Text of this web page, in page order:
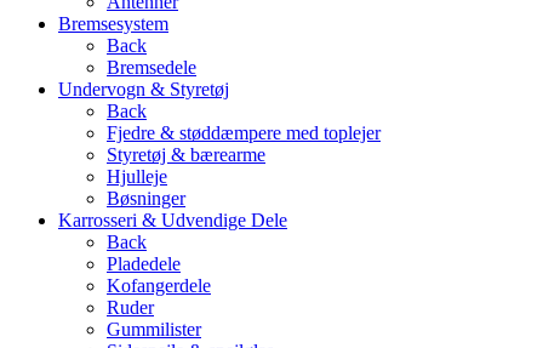
Bremsesystem
Back
Bremsedele
Undervogn & Styretøj
Back
Fjedre & støddæmpere med toplejer
Styretøj & bærearme
Hjulleje
Bøsninger
Karrosseri & Udvendige Dele
Back
Pladedele
Kofangerdele
Ruder
Gummilister